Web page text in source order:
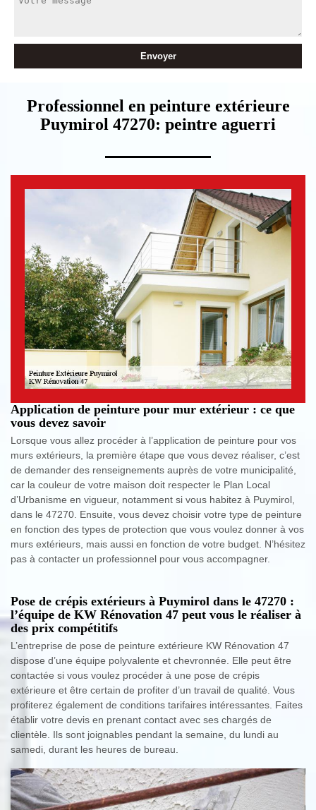
Professionnel en peinture extérieure
Puymirol 47270: peintre aguerri
Application de peinture pour mur extérieur : ce que
vous devez savoir
Lorsque vous allez procéder à l’application de peinture pour vos
murs extérieurs, la première étape que vous devez réaliser, c’est
de demander des renseignements auprès de votre municipalité,
car la couleur de votre maison doit respecter le Plan Local
d’Urbanisme en vigueur, notamment si vous habitez à Puymirol,
dans le 47270. Ensuite, vous devez choisir votre type de peinture
en fonction des types de protection que vous voulez donner à vos
murs extérieurs, mais aussi en fonction de votre budget. N’hésitez
pas à contacter un professionnel pour vous accompagner.
Pose de crépis extérieurs à Puymirol dans le 47270 :
l’équipe de KW Rénovation 47 peut vous le réaliser à
des prix compétitifs
L’entreprise de pose de peinture extérieure KW Rénovation 47
dispose d’une équipe polyvalente et chevronnée. Elle peut être
contactée si vous voulez procéder à une pose de crépis
extérieure et être certain de profiter d’un travail de qualité. Vous
profiterez également de conditions tarifaires intéressantes. Faites
établir votre devis en prenant contact avec ses chargés de
clientèle. Ils sont joignables pendant la semaine, du lundi au
samedi, durant les heures de bureau.